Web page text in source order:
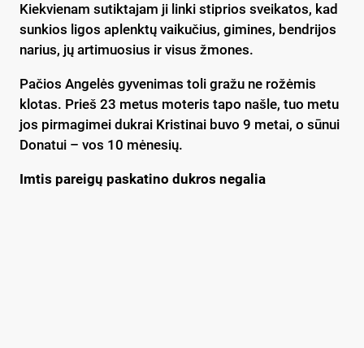
Kiekvienam sutiktajam ji linki stiprios sveikatos, kad
sunkios ligos aplenktų vaikučius, gimines, bendrijos
narius, jų artimuosius ir visus žmones.
Pačios Angelės gyvenimas toli gražu ne rožėmis
klotas. Prieš 23 metus moteris tapo našle, tuo metu
jos pirmagimei dukrai Kristinai buvo 9 metai, o sūnui
Donatui – vos 10 mėnesių.
Imtis pareigų paskatino dukros negalia